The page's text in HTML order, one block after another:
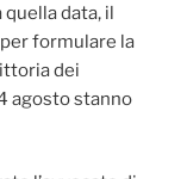
data, il
formulare la
dei
agosto stanno